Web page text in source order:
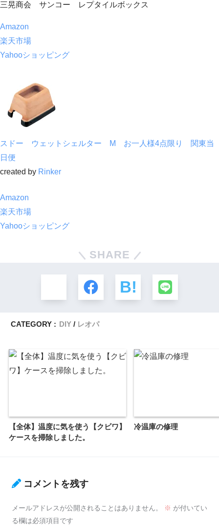
三晃商会 サンコー レプタイルボックス
Amazon
楽天市場
Yahooショッピング
スドー ウェットシェルター M お一人様4点限り 関東当
日便
created by Rinker
Amazon
楽天市場
Yahooショッピング
SHARE
CATEGORY : DIY レオパ
【全体】温度に気を使う【クビワ】
ケースを掃除しました。
冷温庫の修理
コメントを残す
メールアドレスが公開されることはありません。 ※ が付いてい
る欄は必須項目です